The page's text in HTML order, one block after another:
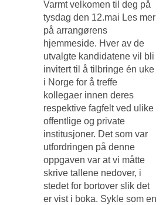
Varmt velkomen til deg på
tysdag den 12.mai Les mer
på arrangørens
hjemmeside. Hver av de
utvalgte kandidatene vil bli
invitert til å tilbringe én uke
i Norge for å treffe
kollegaer innen deres
respektive fagfelt ved ulike
offentlige og private
institusjoner. Det som var
utfordringen på denne
oppgaven var at vi måtte
skrive tallene nedover, i
stedet for bortover slik det
er vist i boka. Sykle som en